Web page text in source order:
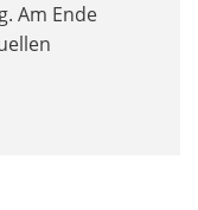
Am Ende